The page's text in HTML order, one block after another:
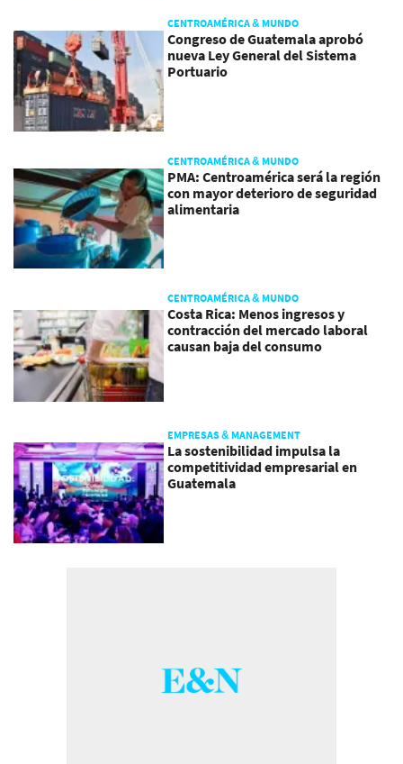
CENTROAMÉRICA & MUNDO
Congreso de Guatemala aprobó
nueva Ley General del Sistema
Portuario
CENTROAMÉRICA & MUNDO
PMA: Centroamérica será la región
con mayor deterioro de seguridad
alimentaria
CENTROAMÉRICA & MUNDO
Costa Rica: Menos ingresos y
contracción del mercado laboral
causan baja del consumo
EMPRESAS & MANAGEMENT
La sostenibilidad impulsa la
competitividad empresarial en
Guatemala